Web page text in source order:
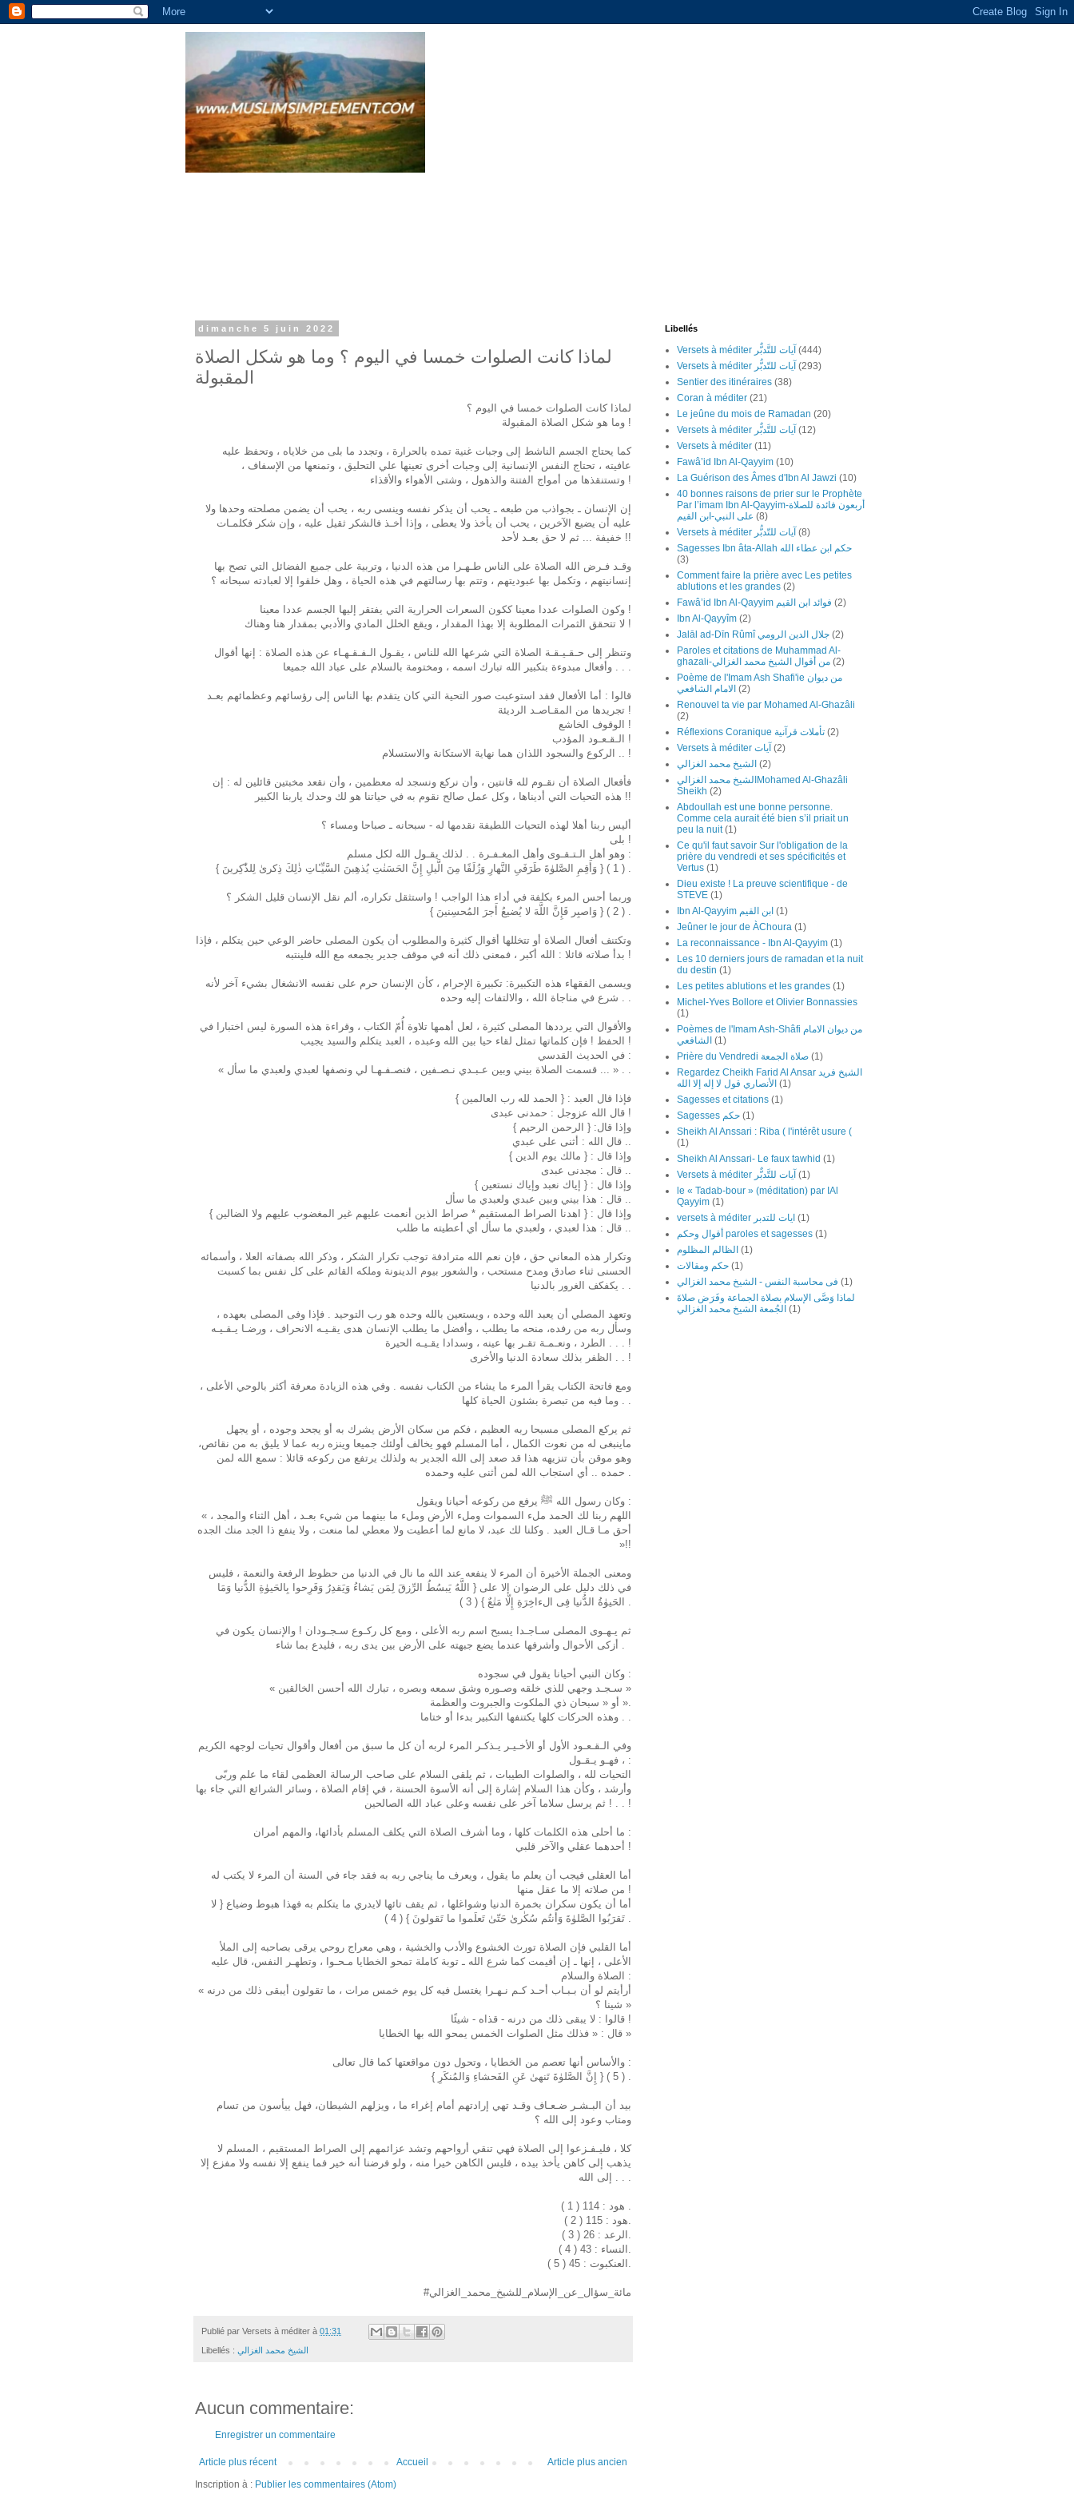
dimanche 5 juin 2022
لماذا كانت الصلوات خمسا في اليوم ؟ وما هو شكل الصلاة
المقبولة
لماذا كانت الصلوات خمسا في اليوم ؟
وما هو شكل الصلاة المقبولة !
كما يحتاج الجسم الناشط إلى وجبات غنية تمده بالحرارة ، وتجدد ما بلى من خلاياه ، وتحفظ عليه
عافيته ، تحتاج النفس الإنسانية إلى وجبات أخرى تعينها علي التحليق ، وتمنعها من الإسفاف ،
وتستنقذها من أمواج الفتنة والذهول ، وشتى الأهواء والأقذاء !
إن الإنسان ـ بجواذب من طبعه ـ يحب أن يذكر نفسه وينسى ربه ، يحب أن يضمن مصلحته وحدها ولا
عليه أن يضيع الآخرين ، يحب أن يأخذ ولا يعطى ، وإذا أخـذ فالشكر ثقيل عليه ، وإن شكر فكلمـات
خفيفة ... ثم لا حق بعـد لأحد !!
وقـد فـرض الله الصلاة على الناس طـهـرا من هذه الدنيا ، وتربية على جميع الفضائل التي تصح بها
إنسانيتهم ، وتكمل بها عبوديتهم ، وتتم بها رسالتهم في هذه الحياة ، وهل خلقوا إلا لعبادته سبحانه ؟
وكون الصلوات عددا معينا ككون السعرات الحرارية التي يفتقر إليها الجسم عددا معينا !
لا تتحقق الثمرات المطلوبة إلا بهذا المقدار ، ويقع الخلل المادي والأدبي بمقدار هنا وهناك !
وتنظر إلى حـقـيـقـة الصلاة التي شرعها الله للناس ، يقـول الـفـقـهـاء عن هذه الصلاة : إنها أقوال
قالوا : أما الأفعال فقد استوعبت صور التحية التي كان يتقدم بها الناس إلى رؤسائهم وعظمائهم بعـد
تجريدها من المقـاصـد الرديئة !
الوقوف الخاشع !
الـقـعـود المؤدب !
الركوع والسجود اللذان هما نهاية الاستكانة والاستسلام .. !
فأفعال الصلاة أن نقـوم لله قانتين ، وأن نركع ونسجد له معظمين ، وأن نقعد مخبتين قائلين له : إن
هذه التحيات التي أديناها ، وكل عمل صالح نقوم به في حياتنا هو لك وحدك ياربنا الكبير !!
أليس ربنا أهلا لهذه التحيات اللطيفة نقدمها له - سبحانه ـ صباحا ومساء ؟
بلى !
وهو أهل الـتـقـوى وأهل المغـفـرة . . لذلك يقـول الله لكل مسلم :
{ وَأَقِمِ الصَّلوٰةَ طَرَفَىِ النَّهارِ وَزُلَفًا مِنَ الَّيلِ إِنَّ الحَسَنٰتِ يُذهِبنَ السَّيِّـٔاتِ ذٰلِكَ ذِكرىٰ لِلذّٰكِرينَ } ( 1 ) .
وربما أحس المرء بكلفة في أداء هذا الواجب ! واستثقل تكراره، ألم نقل الإنسان قليل الشكر ؟
{ وَاصبِر فَإِنَّ اللَّهَ لا يُضيعُ أَجرَ المُحسِنينَ } ( 2 ) .
وتكتنف أفعال الصلاة أو تتخللها أقوال كثيرة والمطلوب أن يكون المصلى حاضر الوعي حين يتكلم ، فإذا
بدأ صلاته قائلا : الله أكبر ، فمعنى ذلك أنه في موقف جدير يجمعه مع الله فلينتبه !
ويسمى الفقهاء هذه التكبيرة: تكبيرة الإحرام ، كأن الإنسان حرم على نفسه الانشغال بشيء آخر لأنه
والأقوال التي يرددها المصلى كثيرة ، لعل أهمها تلاوة أُمّ الكتاب ، وقراءة هذه السورة ليس اختبارا في
الحفظ ! فإن كلماتها تمثل لقاء حيا بين الله وعبده ، العبد يتكلم والسيد يجيب !
في الحديث القدسي :
« قسمت الصلاة بيني وبين عـبـدي نـصـفين ، فنصـفـهـا لي ونصفها لعبدي ولعبدي ما سأل ... » . .
فإذا قال العبد : { الحمد لله رب العالمين }
قال الله عزوجل : حمدنی عبدی !
وإذا قال: { الرحمن الرحيم }
وإذا قال : { مالك يوم الدين }
وإذا قال : { إياك نعبد وإياك نستعين }
وإذا قال : { اهدنا الصراط المستقيم * صراط الذين أنعمت عليهم غير المغضوب عليهم ولا الضالين }
وتكرار هذه المعاني حق ، فإن نعم الله مترادفة توجب تكرار الشكر ، وذكر الله بصفاته العلا ، وأسمائه
الحسنى ثناء صادق ومدح مستحب ، والشعور بيوم الدينونة وملكه القائم على كل نفس بما كسبت
وتعهد المصلي أن يعبد الله وحده ، ويستعين بالله وحده هو رب التوحيد . فإذا وفى المصلى بعهده ،
وسأل ربه من رفده، منحه ما يطلب ، وأفضل ما يطلب الإنسان هدى يقـيـه الانحراف ، ورضـا يـقـيـه
الطرد ، ونعـمـة تقـر بها عينه ، وسدادا يقـيـه الحيرة . . . !
الظفر بذلك سعادة الدنيا والأخرى . . !
ومع فاتحة الكتاب يقرأ المرء ما يشاء من الكتاب نفسه . وفي هذه الزيادة معرفة أكثر بالوحي الأعلى ،
ثم يركع المصلى مسبحا ربه العظيم ، فكم من سكان الأرض يشرك به أو يجحد وجوده ، أو يجهل
ماينبغى له من نعوت الكمال ، أما المسلم فهو يخالف أولئك جميعا وینزه ربه عما لا يليق به من نقائص،
وهو موقن بأن تنزيهه هذا قد صعد إلى الله الجدير به ولذلك يرتفع من ركوعه قائلا : سمع الله لمن
وكان رسول الله ﷺ يرفع من ركوعه أحيانا ويقول :
« اللهم ربنا لك الحمد ملء السموات وملء الأرض وملء ما بينهما من شيء بعـد ، أهل الثناء والمجد ،
أحق مـا قـال العبد . وكلنا لك عبد، لا مانع لما أعطيت ولا معطي لما منعت ، ولا ينفع ذا الجد منك الجده
»!!
ومعنى الجملة الأخيرة أن المرء لا ينفعه عند الله ما نال في الدنيا من حظوظ الرفعة والنعمة ، فليس
في ذلك دليل على الرضوان إلا على { اللَّهُ يَبسُطُ الرِّزقَ لِمَن يَشاءُ وَيَقدِرُ وَفَرِحوا بِالحَيوٰةِ الدُّنيا وَمَا
ثم يـهـوى المصلى سـاجـدا يسبح اسم ربه الأعلى ، ومع كل ركـوع سـجـودان ! والإنسان يكون في
وكان النبي أحيانا يقول في سجوده :
« سـجـد وجهي للذي خلقه وصـوره وشق سمعه وبصره ، تبارك الله أحسن الخالقين »
أو « سبحان ذي الملكوت والجبروت والعظمة ».
وفي الـقـعـود الأول أو الأخـيـر يـذكـر المرء لربه أن كل ما سبق من أفعال وأقوال تحيات لوجهه الكريم
، فهـو يـقـول :
التحيات لله ، والصلوات الطيبات ، ثم يلقى السلام على صاحب الرسالة العظمى لقاء ما علم وربّى
وأرشد ، وكأن هذا السلام إشارة إلى أنه الأسوة الحسنة ، في إقام الصلاة ، وسائر الشرائع التي جاء بها
! ثم يرسل سلاما آخر على نفسه وعلى عباد الله الصالحين . . !
ما أحلى هذه الكلمات كلها ، وما أشرف الصلاة التي يكلف المسلم بأدائها، والمهم أمران :
أحدهما عقلي والآخر قلبي !
أما العقلى فيجب أن يعلم ما يقول ، ويعرف ما يناجي ربه به فقد جاء في السنة أن المرء لا يكتب له
من صلاته إلا ما عقل منها !
أما أن يكون سكران بخمرة الدنيا وشواغلها ، ثم يقف تائها لايدري ما يتكلم به فهذا هبوط وضياع { لا
أما القلبي فإن الصلاة تورث الخشوع والأدب والخشية ، وهي معراج روحي يرقى بصاحبه إلى الملأ
الأعلى ، إنها ـ إن أقيمت كما شرع الله ـ توبة كاملة تمحو الخطايا مـحـوا ، وتطهـر النفس، قال عليه
الصلاة والسلام :
« أرأيتم لو أن بـبـاب أحـد كـم نـهـرا يغتسل فيه كل يوم خمس مرات ، ما تقولون أيبقى ذلك من درنه
شينا ؟ »
قالوا : لا يبقى ذلك من درنه - قذاه - شيئًا !
قال : « فذلك مثل الصلوات الخمس يمحو الله بها الخطايا »
والأساس أنها تعصم من الخطايا ، وتحول دون مواقعتها كما قال تعالى :
{ إِنَّ الصَّلوٰةَ تَنهىٰ عَنِ الفَحشاءِ وَالمُنكَرِ } ( 5 ) .
بيد أن البـشـر ضـعـاف وقـد تهي إرادتهم أمام إغراء ما ، ويزلهم الشيطان، فهل ييأسون من تسام
ومتاب وعود إلى الله ؟
كلا ، فليـفـزعوا إلى الصلاة فهي تنقي أرواحهم وتشد عزائمهم إلى الصراط المستقيم ، المسلم لا
يذهب إلى كاهن يأخذ بيده ، فليس الكاهن خيرا منه ، ولو فرضنا أنه خير فما ينفع إلا نفسه ولا مفزع إلا
#مائة_سؤال_عن_الإسلام_للشيخ_محمد_الغزالي
Publié par Versets à méditer à 01:31
Libellés : الشيخ محمد الغزالي
Aucun commentaire:
Enregistrer un commentaire
Article plus récent Article plus ancien
Accueil
Inscription à : Publier les commentaires (Atom)
Libellés
Versets à méditer آيات للتَّدبٌّر (444)
Versets à méditer آيات للتّدبُّر (293)
Sentier des itinéraires (38)
Coran à méditer (21)
Le jeûne du mois de Ramadan (20)
Versets à méditer آيات للتَّدبٌّر (12)
Versets à méditer (11)
Fawâ’id Ibn Al-Qayyim (10)
La Guérison des Âmes d'Ibn Al Jawzi (10)
40 bonnes raisons de prier sur le Prophète
Par l’imam Ibn Al-Qayyim-أربعون فائدة للصلاة
على النبي-ابن القيم (8)
Versets à méditer آيات للتّدبُّر (8)
Sagesses Ibn âta-Allah حكم ابن عطاء الله
(3)
Comment faire la prière avec Les petites
ablutions et les grandes (2)
Fawâ’id Ibn Al-Qayyim فوائد ابن القيم (2)
Ibn Al-Qayyîm (2)
Jalāl ad-Dīn Rûmî جلال الدين الرومي (2)
Paroles et citations de Muhammad Al-
ghazali-من أقوال الشيخ محمد الغزالي (2)
Poème de l'Imam Ash Shafi'ie من ديوان
الامام الشافعي (2)
Renouvel ta vie par Mohamed Al-Ghazâli
(2)
Réflexions Coranique تأملات قرآنية (2)
Versets à méditer آيات (2)
الشيخ محمد الغزالي (2)
الشيخ محمد الغزاليMohamed Al-Ghazâli
Sheikh (2)
Abdoullah est une bonne personne.
Comme cela aurait été bien s’il priait un
peu la nuit (1)
Ce qu'il faut savoir Sur l'obligation de la
prière du vendredi et ses spécificités et
Vertus (1)
Dieu existe ! La preuve scientifique - de
STEVE (1)
Ibn Al-Qayyim ابن القيم (1)
Jeûner le jour de ÀChoura (1)
La reconnaissance - Ibn Al-Qayyim (1)
Les 10 derniers jours de ramadan et la nuit
du destin (1)
Les petites ablutions et les grandes (1)
Michel-Yves Bollore et Olivier Bonnassies
(1)
Poèmes de l'Imam Ash-Shâfi من ديوان الامام
الشافعي (1)
Prière du Vendredi صلاة الجمعة (1)
Regardez Cheikh Farid Al Ansar الشيخ فريد
الأنصاري قول لا إله إلا الله (1)
Sagesses et citations (1)
Sagesses حكم (1)
Sheikh Al Anssari : Riba ( l'intérêt usure (
(1)
Sheikh Al Anssari- Le faux tawhid (1)
Versets à méditer آيات للتَّدبٌّر (1)
le « Tadab-bour » (méditation) par IAl
Qayyim (1)
versets ‎à ‎méditer ‎ايات ‏للتدبر (1)
أقوال وحكم paroles et sagesses (1)
الظالم المظلوم (1)
حكم ومقالات (1)
فى محاسبة النفس - الشيخ محمد الغزالي (1)
لماذا وَصَّى الإسلام بصلاة الجماعة وفَرَض صلاةَ
الجُمعة الشيخ محمد الغزالي (1)